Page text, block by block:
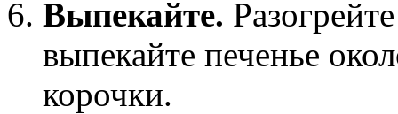
Выпекайте.
выпекайте печенье
корочки.